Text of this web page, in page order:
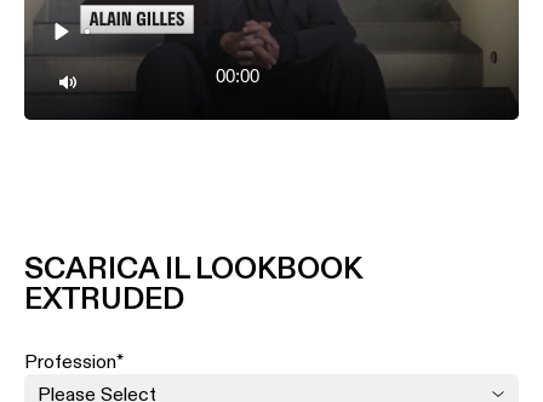
Play
00:00
SCARICA IL LOOKBOOK
EXTRUDED
Profession*